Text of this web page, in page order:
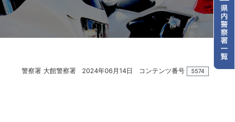
警察署 大館警察署 2024年06月14日 コンテンツ番号 5574